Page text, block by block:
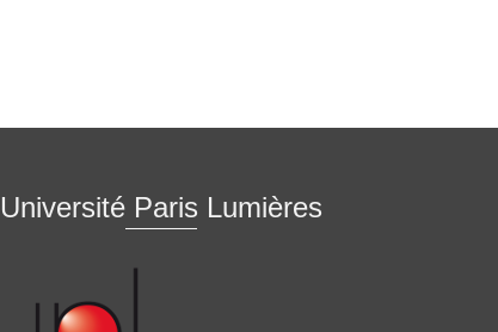
Université Paris Lumières